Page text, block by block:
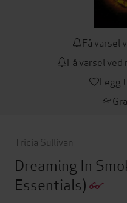
Få varsel
Få varsel
Legg
Tricia Sullivan
Dreaming In
Essentials)